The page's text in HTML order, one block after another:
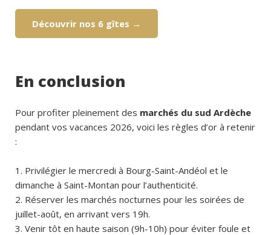
Découvrir nos 6 gîtes →
En conclusion
Pour profiter pleinement des marchés du sud Ardèche
pendant vos vacances 2026, voici les règles d’or à retenir
:
Privilégier le mercredi à Bourg-Saint-Andéol et le
dimanche à Saint-Montan pour l’authenticité.
Réserver les marchés nocturnes pour les soirées de
juillet-août, en arrivant vers 19h.
Venir tôt en haute saison (9h-10h) pour éviter foule et